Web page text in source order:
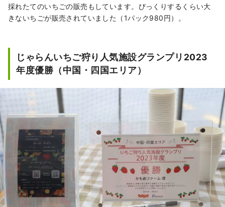
採れたてのいちごの販売もしています。びっくりするくらい大
きないちごが販売されていました（1パック980円）。
じゃらんいちご狩り人気施設グランプリ2023
年度優勝（中国・四国エリア）